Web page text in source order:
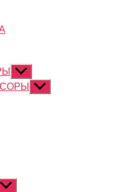
Показывать
подменюПоказывать
подменю
Показывать